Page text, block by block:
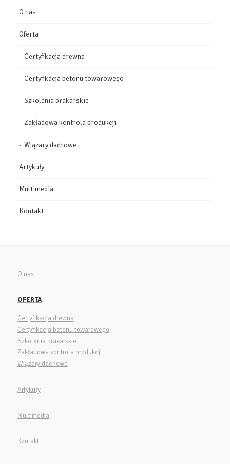
O nas
Oferta
Certyfikacja drewna
Certyfikacja betonu towarowego
Szkolenia brakarskie
Zakładowa kontrola produkcji
Wiązary dachowe
Artykuły
Multimedia
Kontakt
O nas
OFERTA
Certyfikacja drewna
Certyfikacja betonu towarowego
Szkolenia brakarskie
Zakładowa kontrola produkcji
Wiązary dachowe
Artykuły
Multimedia
Kontakt